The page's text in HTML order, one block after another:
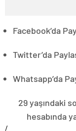
Facebook’da
Twitter’da
Whatsapp’da
29 yaşındaki
hesabında
/